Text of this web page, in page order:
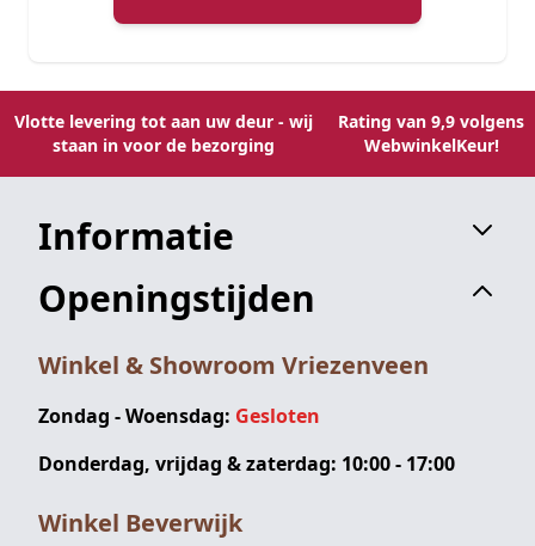
Vlotte levering tot aan uw deur - wij
staan in voor de bezorging
Rating van 9,9 volgens
WebwinkelKeur!
Informatie
Openingstijden
Winkel & Showroom Vriezenveen
Zondag - Woensdag: Gesloten
Donderdag, vrijdag & zaterdag: 10:00 - 17:00
Winkel Beverwijk